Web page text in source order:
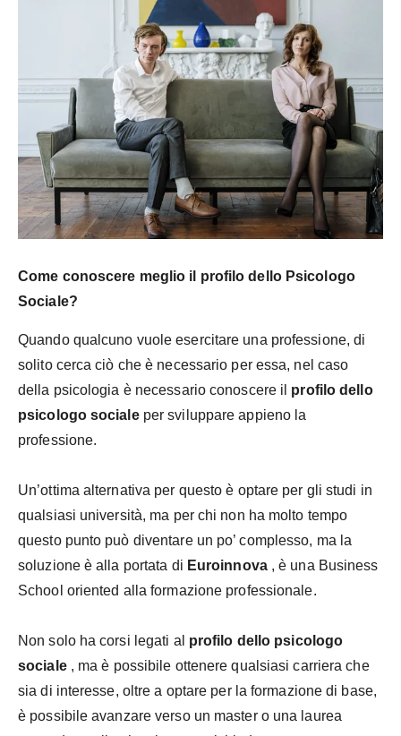
Come conoscere meglio il profilo dello Psicologo
Sociale?
Quando qualcuno vuole esercitare una professione, di
solito cerca ciò che è necessario per essa, nel caso
della psicologia è necessario conoscere il profilo dello
psicologo sociale per sviluppare appieno la
professione.
Un’ottima alternativa per questo è optare per gli studi in
qualsiasi università, ma per chi non ha molto tempo
questo punto può diventare un po’ complesso, ma la
soluzione è alla portata di Euroinnova , è una Business
School oriented alla formazione professionale.
Non solo ha corsi legati al profilo dello psicologo
sociale , ma è possibile ottenere qualsiasi carriera che
sia di interesse, oltre a optare per la formazione di base,
è possibile avanzare verso un master o una laurea